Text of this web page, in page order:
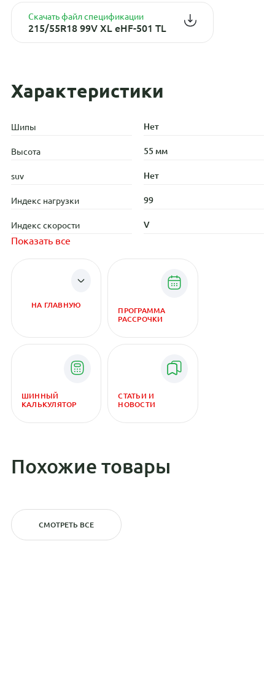
Скачать файл спецификации
215/55R18 99V XL eHF-501 TL
Характеристики
Шипы Нет
Высота 55 мм
suv Нет
Индекс нагрузки 99
Индекс скорости V
Показать все
НА ГЛАВНУЮ
ПРОГРАММА
РАССРОЧКИ
ШИННЫЙ
КАЛЬКУЛЯТОР
СТАТЬИ И
НОВОСТИ
Похожие товары
СМОТРЕТЬ ВСЕ